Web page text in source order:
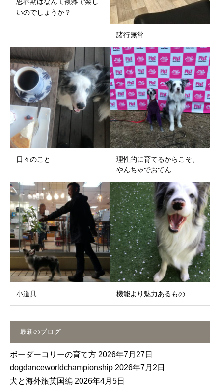
いのでしょうか？
諸行無常
日々のこと
理性的に育てるからこそ、
やんちゃでおてん...
小道具 機能より魅力あるもの
最新のブログ
ボーダーコリーの育て方 2026年7月27日
dogdanceworldchampionship 2026年7月2日
犬と海外旅英国編 2026年4月5日